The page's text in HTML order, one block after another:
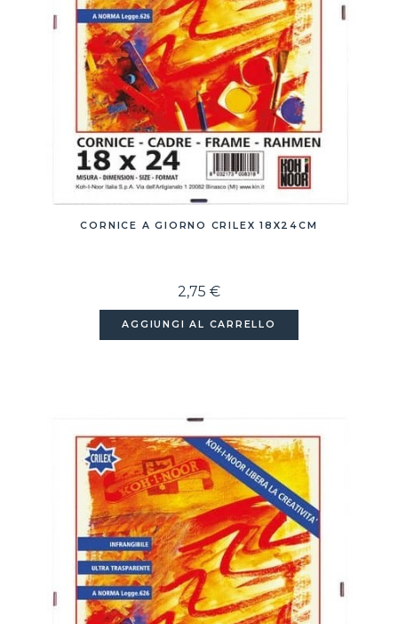
CORNICE A GIORNO CRILEX 18X24CM
2,75 €
AGGIUNGI AL CARRELLO